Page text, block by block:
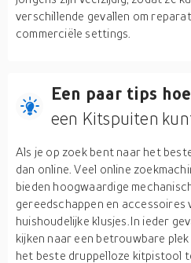
verschillende gevallen om
commerciële settings.
Een paar tips
een Kitspuiten
Als je op zoek bent naar het
dan online. Veel online
bieden hoogwaardige
gereedschappen en accessoires
huishoudelijke klusjes.In ieder
kijken naar een betrouwbare
het beste druppelloze kitpistool